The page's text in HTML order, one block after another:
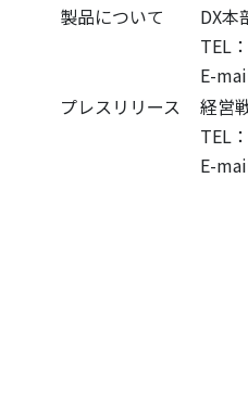
製品について
DX本
TEL
E-
プレスリリース 経営
TEL
E-